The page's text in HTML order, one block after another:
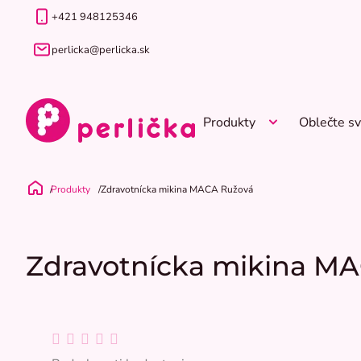
+421 948125346
perlicka@perlicka.sk
Produkty Oblečte
Domov
Produkty Zdravotnícka mikina MACA Ružová
Zdravotnícka mikina
Priemerné